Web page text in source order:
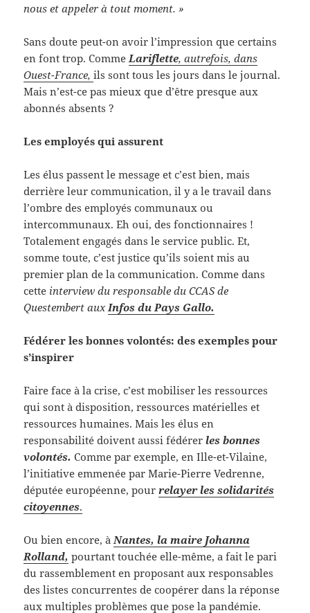
nous et appeler à tout moment. »
Sans doute peut-on avoir l’impression que certains
en font trop. Comme Lariflette, autrefois, dans
Ouest-France, ils sont tous les jours dans le journal.
Mais n’est-ce pas mieux que d’être presque aux
abonnés absents ?
Les employés qui assurent
Les élus passent le message et c’est bien, mais
derrière leur communication, il y a le travail dans
l’ombre des employés communaux ou
intercommunaux. Eh oui, des fonctionnaires !
Totalement engagés dans le service public. Et,
somme toute, c’est justice qu’ils soient mis au
premier plan de la communication. Comme dans
cette interview du responsable du CCAS de
Questembert aux Infos du Pays Gallo.
Fédérer les bonnes volontés: des exemples pour
s’inspirer
Faire face à la crise, c’est mobiliser les ressources
qui sont à disposition, ressources matérielles et
ressources humaines. Mais les élus en
responsabilité doivent aussi fédérerles bonnes
volontés. Comme par exemple, en Ille-et-Vilaine,
l’initiative emmenée par Marie-Pierre Vedrenne,
députée européenne, pourrelayer les solidarités
citoyennes.
Ou bien encore, à Nantes, la maire Johanna
Rolland, pourtant touchée elle-même, a fait le pari
du rassemblement en proposant aux responsables
des listes concurrentes de coopérer dans la réponse
aux multiples problèmes que pose la pandémie.